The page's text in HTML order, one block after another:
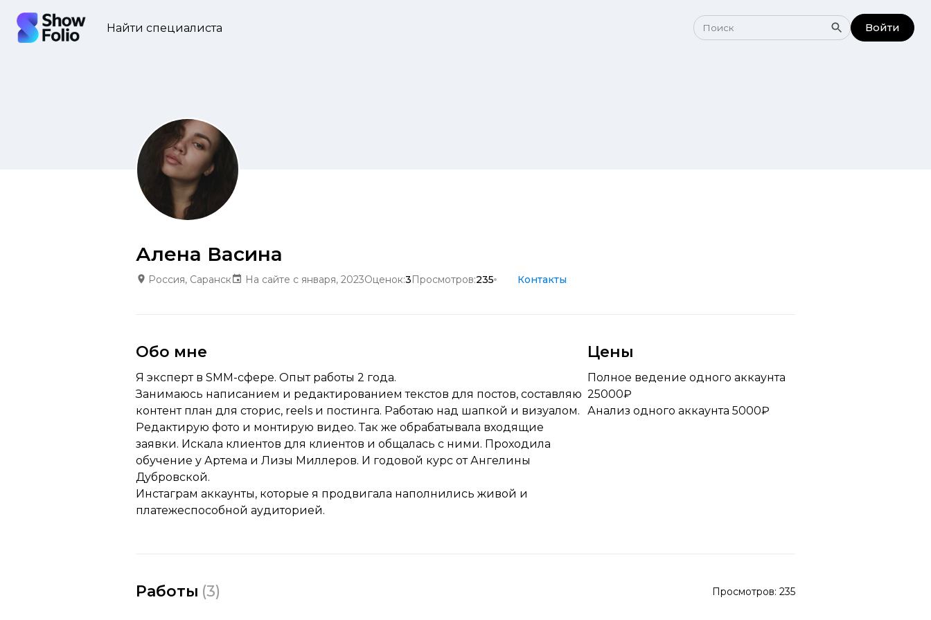
Найти специалиста Войти
Алена Васина
Россия, Саранск На сайте с января, 2023Оценок:3Просмотров:235 Контакты
Обо мне
Я эксперт в SMM-сфере. Опыт работы 2 года.
Занимаюсь написанием и редактированием текстов для постов, составляю
контент план для сторис, reels и постинга. Работаю над шапкой и визуалом.
Редактирую фото и монтирую видео. Так же обрабатывала входящие
заявки. Искала клиентов для клиентов и общалась с ними. Проходила
обучение у Артема и Лизы Миллеров. И годовой курс от Ангелины
Дубровской.
Инстаграм аккаунты, которые я продвигала наполнились живой и
платежеспособной аудиторией.
Цены
Полное ведение одного аккаунта
25000₽
Анализ одного аккаунта 5000₽
Работы (3) Просмотров: 235